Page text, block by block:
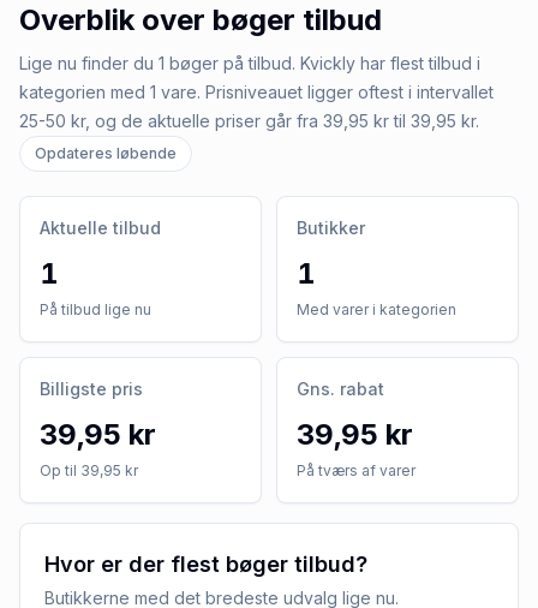
Overblik over bøger tilbud
Lige nu finder du 1 bøger på tilbud. Kvickly har flest tilbud i
kategorien med 1 vare. Prisniveauet ligger oftest i intervallet
25-50 kr, og de aktuelle priser går fra 39,95 kr til 39,95 kr.
Opdateres løbende
Aktuelle tilbud
1
På tilbud lige nu
Butikker
1
Med varer i kategorien
Billigste pris
39,95 kr
Op til 39,95 kr
Gns. rabat
39,95 kr
På tværs af varer
Hvor er der flest bøger tilbud?
Butikkerne med det bredeste udvalg lige nu.